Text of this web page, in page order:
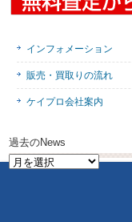
インフォメーション
販売・買取りの流れ
ケイプロ会社案内
過去のNews
過